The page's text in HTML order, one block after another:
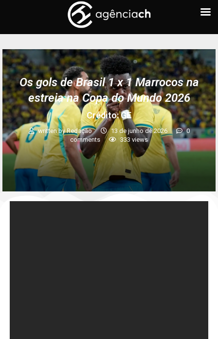
Os gols de Brasil 1 x 1 Marrocos na
estreia na Copa do Mundo 2026
Crédito: GE
written byRedação 13 de junho de 2026
0
comments
333 views